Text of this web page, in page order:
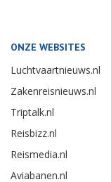
ONZE WEBSITES
Luchtvaartnieuws.nl
Zakenreisnieuws.nl
Triptalk.nl
Reisbizz.nl
Reismedia.nl
Aviabanen.nl